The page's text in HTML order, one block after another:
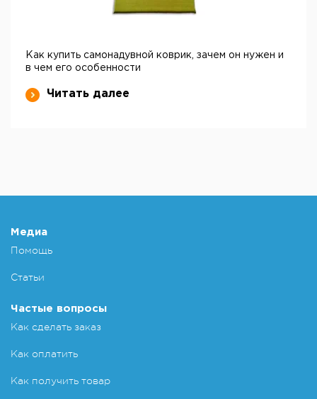
Как купить самонадувной коврик, зачем он нужен и
в чем его особенности
Читать далее
Медиа
Помощь
Статьи
Частые вопросы
Как сделать заказ
Как оплатить
Как получить товар